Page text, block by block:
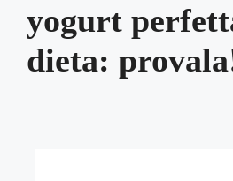
yogurt
dieta: